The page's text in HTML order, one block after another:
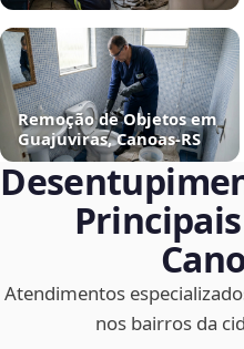
Remoção de Objetos em
Guajuviras, Canoas‑RS
Atendimentos
nos bairros da